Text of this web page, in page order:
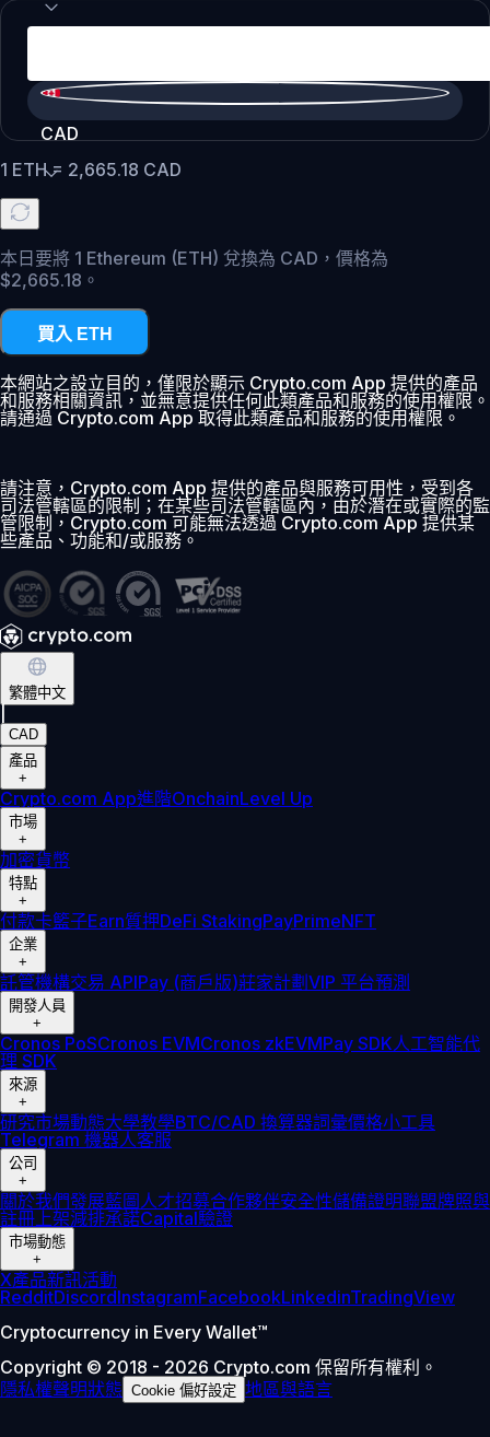
CAD
1 ETH= 2,665.18 CAD
本日要將 1 Ethereum (ETH) 兌換為 CAD，價格為
$2,665.18。
買入 ETH
本網站之設立目的，僅限於顯示 Crypto.com App 提供的產品
和服務相關資訊，並無意提供任何此類產品和服務的使用權限。
請通過 Crypto.com App 取得此類產品和服務的使用權限。
請注意，Crypto.com App 提供的產品與服務可用性，受到各
司法管轄區的限制；在某些司法管轄區內，由於潛在或實際的監
管限制，Crypto.com 可能無法透過 Crypto.com App 提供某
些產品、功能和/或服務。
繁體中文
CAD
產品
+
Crypto.com App進階OnchainLevel Up
市場
+
加密貨幣
特點
+
付款卡籃子Earn質押DeFi StakingPayPrimeNFT
企業
+
託管機構交易 APIPay (商戶版)莊家計劃VIP 平台預測
開發人員
+
Cronos PoSCronos EVMCronos zkEVMPay SDK人工智能代
理 SDK
來源
+
研究市場動態大學教學BTC/CAD 換算器詞彙價格小工具
Telegram 機器人客服
公司
+
關於我們發展藍圖人才招募合作夥伴安全性儲備證明聯盟牌照與
註冊 上架減排承諾Capital驗證
市場動態
+
X產品新訊活動
RedditDiscordInstagramFacebookLinkedinTradingView
Cryptocurrency in Every Wallet™
Copyright © 2018 - 2026 Crypto.com 保留所有權利。
隱私權聲明狀態 Cookie 偏好設定 地區與語言